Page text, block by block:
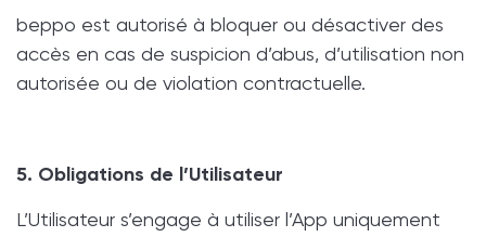
beppo est autorisé à bloquer ou désactiver des
accès en cas de suspicion d’abus, d’utilisation non
autorisée ou de violation contractuelle.
5. Obligations de l’Utilisateur
L’Utilisateur s’engage à utiliser l’App uniquement